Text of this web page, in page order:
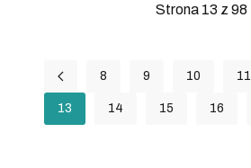
Strona 13 z 98
8 9 10 11
13 14 15 16